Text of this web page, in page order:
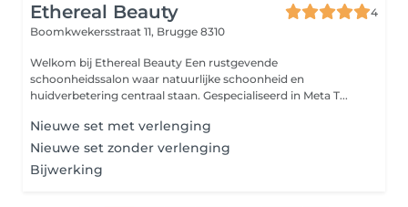
Ethereal Beauty
4
Boomkwekersstraat 11, Brugge 8310
Welkom bij Ethereal Beauty Een rustgevende
schoonheidssalon waar natuurlijke schoonheid en
huidverbetering centraal staan. Gespecialiseerd in Meta T...
Nieuwe set met verlenging
Nieuwe set zonder verlenging
Bijwerking